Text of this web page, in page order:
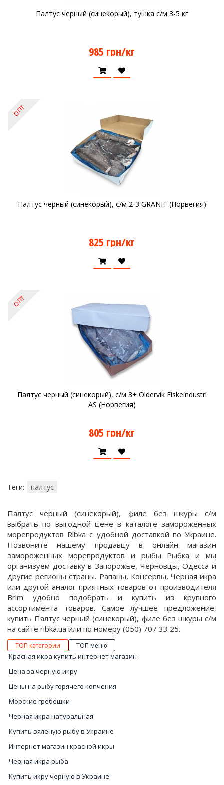
Палтус черный (синекорый), тушка с/м 3-5 кг
985 грн/кг
ОПТ
Палтус черный (синекорый), с/м 2-3 GRANIT (Норвегия)
825 грн/кг
ОПТ
Палтус черный (синекорый), с/м 3+ Oldervik Fiskeindustri
AS (Норвегия)
805 грн/кг
Теги: палтус
Палтус черный (синекорый), филе без шкуры с/м
выбрать по выгодной цене в каталоге замороженных
морепродуктов Ribka с удобной доставкой по Украине.
Позвоните нашему продавцу в онлайн магазин
замороженных морепродуктов и рыбы Рыбка и мы
организуем доставку в Запорожье, Черновцы, Одесса и
другие регионы страны. Рапаны, Консервы, Черная икра
или другой аналог приятных товаров от производителя
Brim удобно подобрать и купить из крупного
ассортимента товаров. Самое лучшее предложение,
купить Палтус черный (синекорый), филе без шкуры с/м
на сайте ribka.ua или по номеру (050) 707 33 25.
ТОП категории ТОП меню
Красная икра купить интернет магазин
Цена за черную икру
Цены на рыбу горячего копчения
Морские гребешки
Черная икра натуральная
Купить вяленую рыбу в Украине
Интернет магазин красной икры
Черная икра рыба
Купить икру черную в Украине